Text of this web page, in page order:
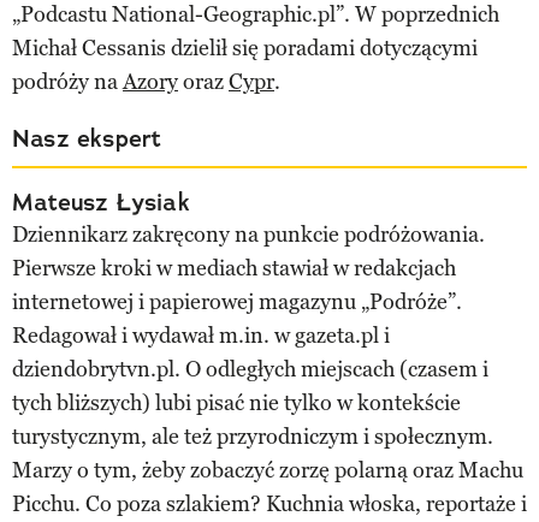
„Podcastu National-Geographic.pl”. W poprzednich
Michał Cessanis dzielił się poradami dotyczącymi
podróży naAzoryorazCypr.
Nasz ekspert
Mateusz Łysiak
Dziennikarz zakręcony na punkcie podróżowania.
Pierwsze kroki w mediach stawiał w redakcjach
internetowej i papierowej magazynu „Podróże”.
Redagował i wydawał m.in. w gazeta.pl i
dziendobrytvn.pl. O odległych miejscach (czasem i
tych bliższych) lubi pisać nie tylko w kontekście
turystycznym, ale też przyrodniczym i społecznym.
Marzy o tym, żeby zobaczyć zorzę polarną oraz Machu
Picchu. Co poza szlakiem? Kuchnia włoska, reportaże i